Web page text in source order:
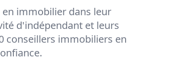
immobilier dans leur
d'indépendant et leurs
conseillers immobiliers en